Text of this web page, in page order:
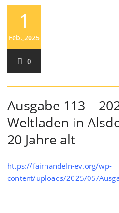
1
Feb.,2025
0
Ausgabe 113 –
Weltladen in
20 Jahre alt
https://fairhandeln-ev.org/wp-
content/uploads/2025/05/